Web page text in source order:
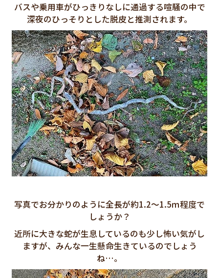
バスや乗用車がひっきりなしに通過する喧騒の中で
深夜のひっそりとした脱皮と推測されます。
写真でお分かりのように全長が約1.2～1.5ｍ程度で
しょうか？
近所に大きな蛇が生息しているのも少し怖い気がし
ますが、みんな一生懸命生きているのでしょう
ね…。